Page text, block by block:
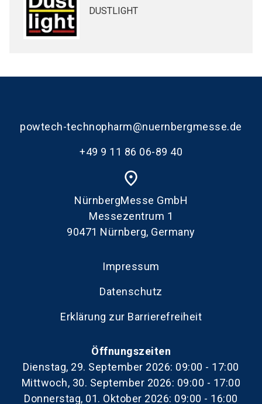
DUSTLIGHT
powtech-technopharm@nuernbergmesse.de
+49 9 11 86 06-89 40
place
NürnbergMesse GmbH
Messezentrum 1
90471 Nürnberg, Germany
Impressum
Datenschutz
Erklärung zur Barrierefreiheit
Öffnungszeiten
Dienstag, 29. September 2026: 09:00 - 17:00
Mittwoch, 30. September 2026: 09:00 - 17:00
Donnerstag, 01. Oktober 2026: 09:00 - 16:00